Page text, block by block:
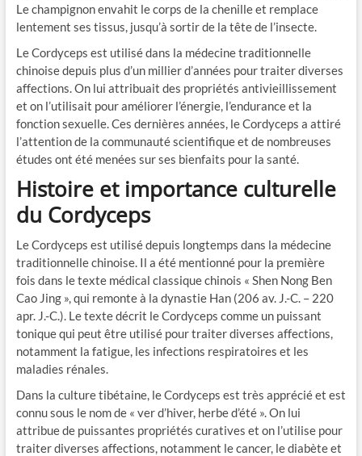
Le champignon envahit le corps de la chenille et remplace
lentement ses tissus, jusqu’à sortir de la tête de l’insecte.
Le Cordyceps est utilisé dans la médecine traditionnelle
chinoise depuis plus d’un millier d’années pour traiter diverses
affections. On lui attribuait des propriétés antivieillissement
et on l’utilisait pour améliorer l’énergie, l’endurance et la
fonction sexuelle. Ces dernières années, le Cordyceps a attiré
l’attention de la communauté scientifique et de nombreuses
études ont été menées sur ses bienfaits pour la santé.
Histoire et importance culturelle
du Cordyceps
Le Cordyceps est utilisé depuis longtemps dans la médecine
traditionnelle chinoise. Il a été mentionné pour la première
fois dans le texte médical classique chinois « Shen Nong Ben
Cao Jing », qui remonte à la dynastie Han (206 av. J.-C. – 220
apr. J.-C.). Le texte décrit le Cordyceps comme un puissant
tonique qui peut être utilisé pour traiter diverses affections,
notamment la fatigue, les infections respiratoires et les
maladies rénales.
Dans la culture tibétaine, le Cordyceps est très apprécié et est
connu sous le nom de « ver d’hiver, herbe d’été ». On lui
attribue de puissantes propriétés curatives et on l’utilise pour
traiter diverses affections, notamment le cancer, le diabète et